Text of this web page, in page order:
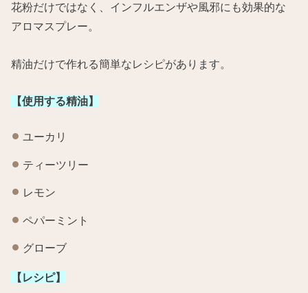
花粉だけではなく、インフルエンザや風邪にも効果的な
アロマスプレー。
精油だけで作れる簡単なレシピがあります。
【使用する精油】
ユーカリ
ティーツリー
レモン
ペパーミント
グローブ
【レシピ】